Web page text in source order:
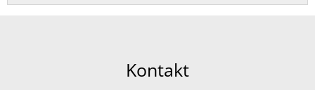
Kontakt